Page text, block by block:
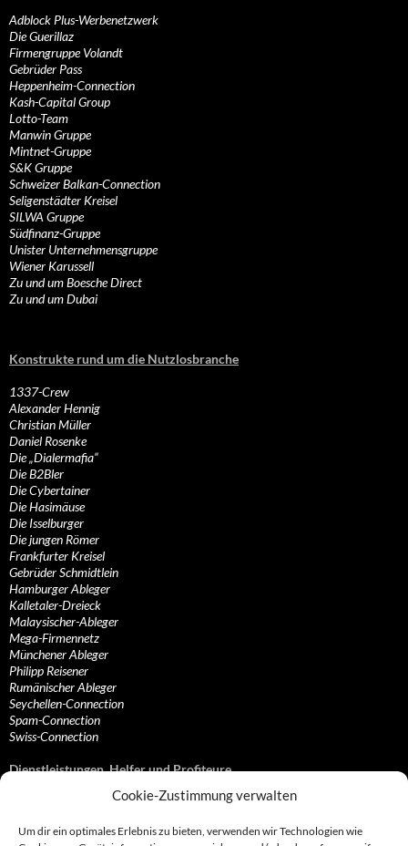
Cookie-Zustimmung verwalten
Um dir ein optimales Erlebnis zu bieten, verwenden wir Technologien wie
Adblock Plus-Werbenetzwerk
Die Guerillaz
Firmengruppe Volandt
Gebrüder Pass
Heppenheim-Connection
Kash-Capital Group
Lotto-Team
Manwin Gruppe
Mintnet-Gruppe
S&K Gruppe
Schweizer Balkan-Connection
Seligenstädter Kreisel
SILWA Gruppe
Südfinanz-Gruppe
Unister Unternehmensgruppe
Wiener Karussell
Zu und um Boesche Direct
Zu und um Dubai
Konstrukte rund um die Nutzlosbranche
1337-Crew
Alexander Hennig
Christian Müller
Daniel Rosenke
Die „Dialermafia“
Die B2Bler
Die Cybertainer
Die Hasimäuse
Die Isselburger
Die jungen Römer
Frankfurter Kreisel
Gebrüder Schmidtlein
Hamburger Ableger
Kalletaler-Dreieck
Malaysischer-Ableger
Mega-Firmennetz
Münchener Ableger
Philipp Reisener
Rumänischer Ableger
Seychellen-Connection
Spam-Connection
Swiss-Connection
Dienstleistungen, Helfer und Profiteure
Anonymisierungsdienste, VPN- und Web-Proxy…
Bezahlsysteme, Finanzdienstleister und…